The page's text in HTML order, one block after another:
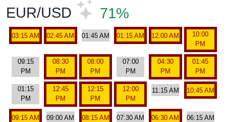
EUR/USD
71%
03:15 AM 02:45 AM 01:45 AM 01:15 AM 12:00 AM
10:00
PM
09:15
PM
08:30
PM
08:00
PM
07:00
PM
04:30
PM
01:45
PM
01:15
PM
12:45
PM
12:15
PM
12:00
PM
11:15 AM 10:45 AM
09:15 AM 09:00 AM 08:15 AM 07:30 AM 06:30 AM 06:15 AM